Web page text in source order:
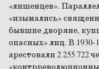
«лишенцев».
«изымались»
бывшие дворяне,
опасных» лиц. В 1930-
арестовали 2 255 722